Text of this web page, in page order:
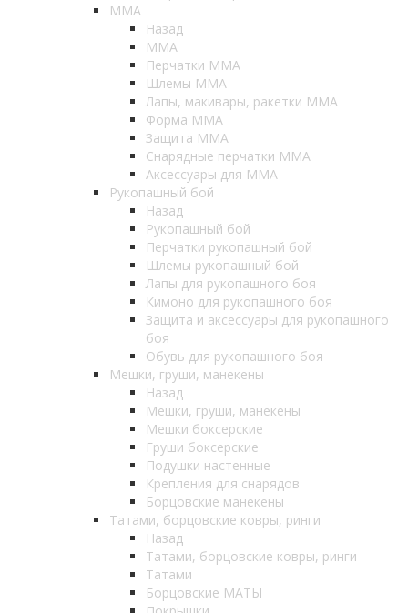
ММА
Назад
ММА
Перчатки ММА
Шлемы ММА
Лапы, макивары, ракетки ММА
Форма ММА
Защита ММА
Снарядные перчатки ММА
Аксессуары для ММА
Рукопашный бой
Назад
Рукопашный бой
Перчатки рукопашный бой
Шлемы рукопашный бой
Лапы для рукопашного боя
Кимоно для рукопашного боя
Защита и аксессуары для рукопашного
боя
Обувь для рукопашного боя
Мешки, груши, манекены
Назад
Мешки, груши, манекены
Мешки боксерские
Груши боксерские
Подушки настенные
Крепления для снарядов
Борцовские манекены
Татами, борцовские ковры, ринги
Назад
Татами, борцовские ковры, ринги
Татами
Борцовские МАТЫ